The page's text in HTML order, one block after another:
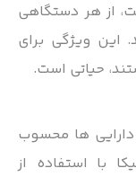
از هر دستگاهی
ویژگی برای
حیاتی است.
ها محسوب
استفاده از